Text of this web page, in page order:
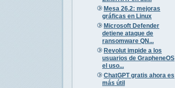
Mesa 26.2: mejoras
gráficas en Linux
Microsoft Defender
detiene ataque de
ransomware QN...
Revolut impide a los
usuarios de GrapheneOS
el uso...
ChatGPT gratis ahora es
más útil